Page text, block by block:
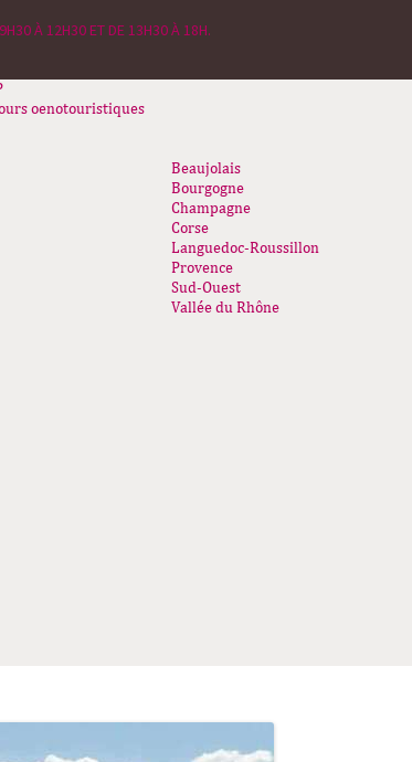
À 12H30 ET DE 13H30 À 18H.
oenotouristiques
Beaujolais
Bourgogne
Champagne
Corse
Languedoc-Roussillon
Provence
Sud-Ouest
Vallée du Rhône